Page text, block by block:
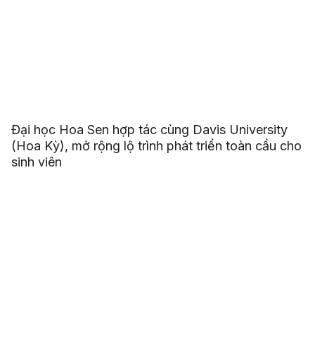
Đại học Hoa Sen hợp tác cùng Davis University
(Hoa Kỳ), mở rộng lộ trình phát triển toàn cầu cho
sinh viên